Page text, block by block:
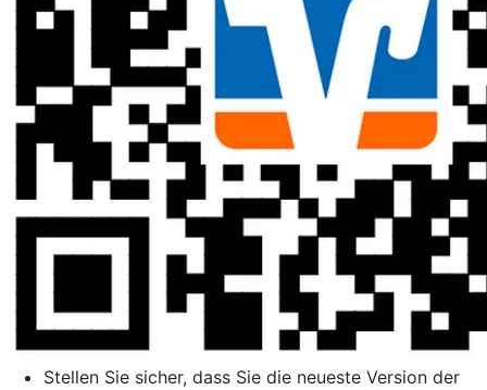
Stellen Sie sicher, dass Sie die neueste Version der